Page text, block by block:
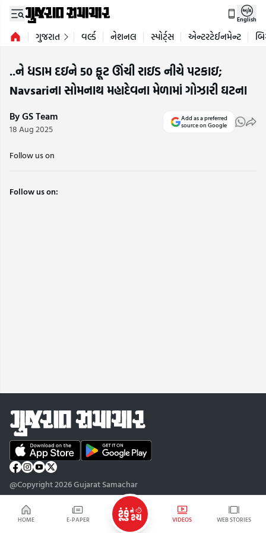
HOME E-PAPER VIDEOS WEB STORIES
English
ગુજરાત વર્લ્ડ નેશનલ સ્પોર્ટ્સ એન્ટરટેઈનમેન્ટ
..ને ધડામ દઇને 50 ફૂટ ઊંચી રાઇડ નીચે પટકાઇ;
Navsariના સોમનાથ મહાદેવના મેળામાં ગોઝારી ઘટના
By GS Team
18 Aug 2025
Add as a preferred
source on Google
Follow us on
Follow us on:
@Copyright 2026 Gujarat Samachar